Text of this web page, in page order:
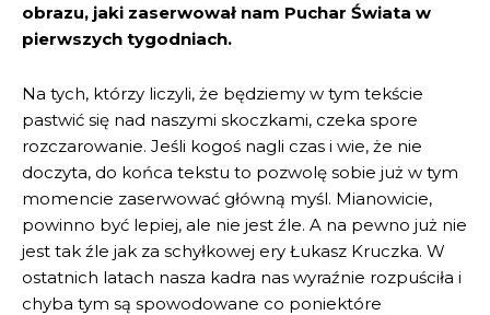
obrazu, jaki zaserwował nam Puchar Świata w
pierwszych tygodniach.
Na tych, którzy liczyli, że będziemy w tym tekście
pastwić się nad naszymi skoczkami, czeka spore
rozczarowanie. Jeśli kogoś nagli czas i wie, że nie
doczyta, do końca tekstu to pozwolę sobie już w tym
momencie zaserwować główną myśl. Mianowicie,
powinno być lepiej, ale nie jest źle. A na pewno już nie
jest tak źle jak za schyłkowej ery Łukasz Kruczka. W
ostatnich latach nasza kadra nas wyraźnie rozpuściła i
chyba tym są spowodowane co poniektóre